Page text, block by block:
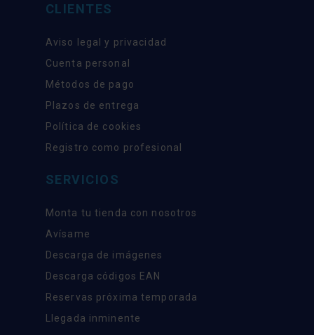
CLIENTES
Aviso legal y privacidad
Cuenta personal
Métodos de pago
Plazos de entrega
Política de cookies
Registro como profesional
SERVICIOS
Monta tu tienda con nosotros
Avísame
Descarga de imágenes
Descarga códigos EAN
Reservas próxima temporada
Llegada inminente